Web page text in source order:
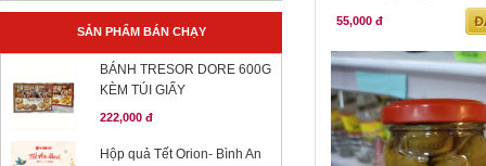
SẢN PHẨM BÁN CHẠY
BÁNH TRESOR DORE 600G
KÈM TÚI GIẤY
222,000 đ
Hộp quả Tết Orion- Bình An
55,000 đ